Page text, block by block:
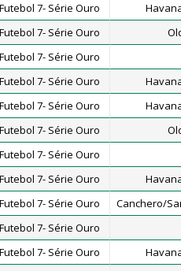
7- Série Ouro
7- Série Ouro
7- Série Ouro
7- Série Ouro
7- Série Ouro
7- Série Ouro
7- Série Ouro
7- Série Ouro
7- Série Ouro
Canchero/
7- Série Ouro
7- Série Ouro